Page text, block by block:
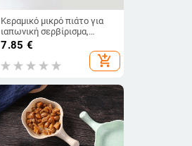
Κεραμικό μικρό πιάτο για
ιαπωνική σερβίρισμα,
γλασαρισμένη με ρωγμές
ασύμμελο σχήμα,
λουλουδάτο σχέδιο, πιάτο
για καρυκεύματα και σάλτσα.
7.85 €
add_shopping_cart